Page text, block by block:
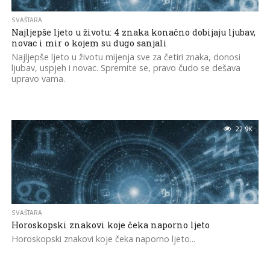
SVAŠTARA
Najljepše ljeto u životu: 4 znaka konačno dobijaju ljubav,
novac i mir o kojem su dugo sanjali
Najljepše ljeto u životu mijenja sve za četiri znaka, donosi
ljubav, uspjeh i novac. Spremite se, pravo čudo se dešava
upravo vama.
22.9K
SVAŠTARA
Horoskopski znakovi koje čeka naporno ljeto
Horoskopski znakovi koje čeka naporno ljeto...